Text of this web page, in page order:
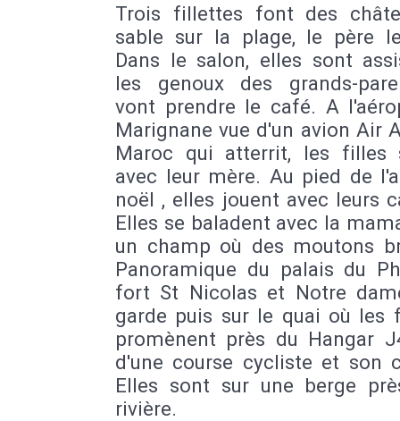
Trois fillettes font des
sable sur la plage, le père
Dans le salon, elles sont
les genoux des grands-
vont prendre le café. A
Marignane vue d'un avion Air
Maroc qui atterrit, les filles
avec leur mère. Au pied de
noël , elles jouent avec leurs
Elles se baladent avec la
un champ où des moutons
Panoramique du palais du
fort St Nicolas et Notre
garde puis sur le quai où les
promènent près du Hangar
d'une course cycliste et son
Elles sont sur une berge
rivière.